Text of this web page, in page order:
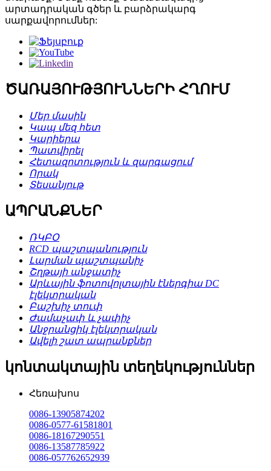
արտադրական գծեր և բարձրակարգ
սարքավորումներ:
ԾԱՌԱՅՈՒԹՅՈՒՆՆԵՐԻ ՀՂՈՒՄ
Մեր մասին
Կապ մեզ հետ
Կարիերա
Պատվիրել
Հետազոտություն և զարգացում
Որակ
Տեսանյութ
ԱՊՐԱՆՔՆԵՐ
ՌԿԲՕ
RCD պաշտպանություն
Լարման պաշտպանիչ
Շղթայի անջատիչ
Արևային ֆոտովոլտային էներգիա DC
էլեկտրական
Բաշխիչ տուփ
Ժամաչափ և չափիչ
Անջրանցիկ էլեկտրական
Ավելի շատ ապրանքներ
կոնտակտային տեղեկություններ
Հեռախոս
0086-13905874202
0086-0577-61581801
0086-18167290551
0086-13587785922
0086-057762652939